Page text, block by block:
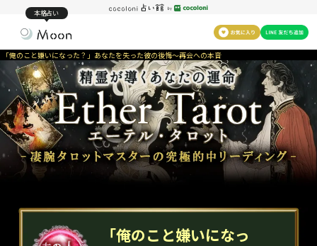
本格占い
「俺のこと嫌いになった？」あなたを失った彼の後悔～再会への本音
「俺のこと嫌いになっ